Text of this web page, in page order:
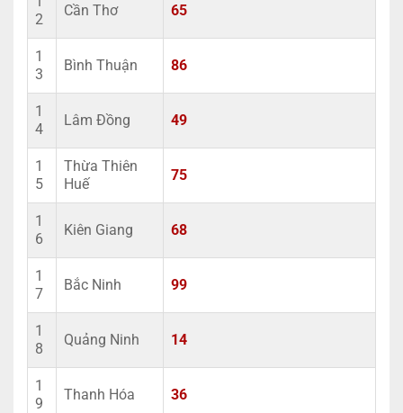
2
Cần Thơ 65
1
3
Bình Thuận 86
1
4
Lâm Đồng 49
1
5
Thừa Thiên
Huế
75
1
6
Kiên Giang 68
1
7
Bắc Ninh 99
1
8
Quảng Ninh 14
1
9
Thanh Hóa 36